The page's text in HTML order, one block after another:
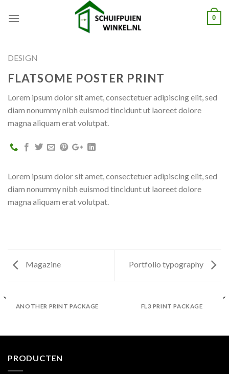
0
DESIGN
FLATSOME POSTER PRINT
Lorem ipsum dolor sit amet, consectetuer adipiscing elit, sed
diam nonummy nibh euismod tincidunt ut laoreet dolore
magna aliquam erat volutpat.
Lorem ipsum dolor sit amet, consectetuer adipiscing elit, sed
diam nonummy nibh euismod tincidunt ut laoreet dolore
magna aliquam erat volutpat.
Magazine Portfolio typography
ANOTHER PRINT PACKAGE FL3 PRINT PACKAGE
PRODUCTEN